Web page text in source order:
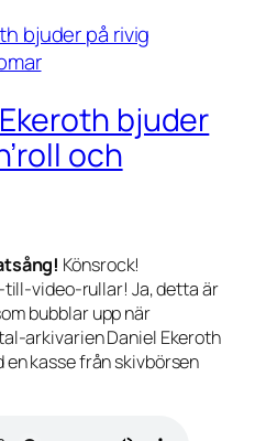
bjuder
och
Könsrock!
video-rullar! Ja, detta är
bubblar upp när
arkivarien Daniel Ekeroth
en kasse från skivbörsen